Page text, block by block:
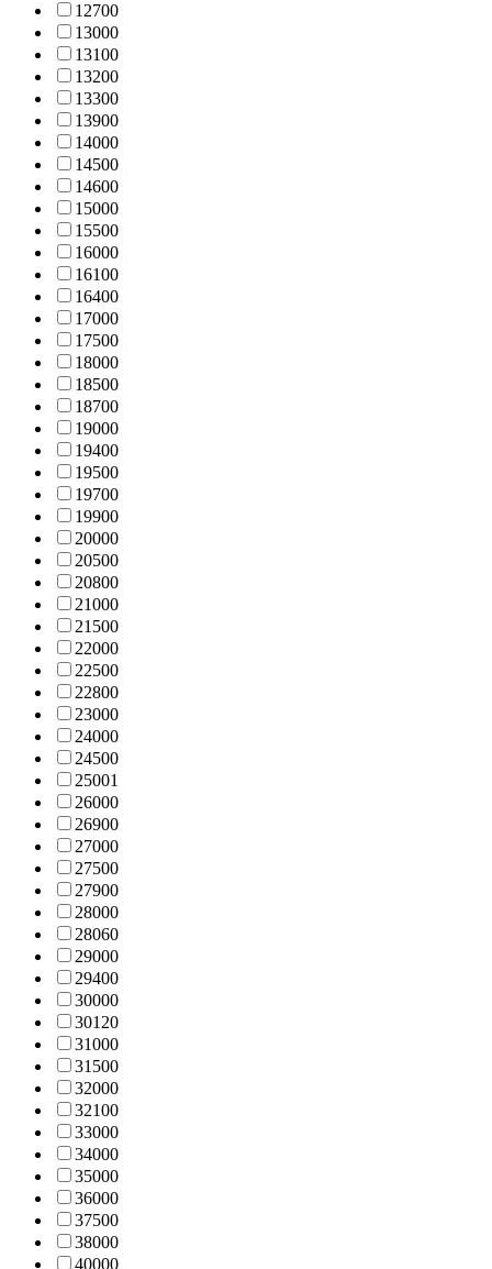
12700
13000
13100
13200
13300
13900
14000
14500
14600
15000
15500
16000
16100
16400
17000
17500
18000
18500
18700
19000
19400
19500
19700
19900
20000
20500
20800
21000
21500
22000
22500
22800
23000
24000
24500
25001
26000
26900
27000
27500
27900
28000
28060
29000
29400
30000
30120
31000
31500
32000
32100
33000
34000
35000
36000
37500
38000
40000